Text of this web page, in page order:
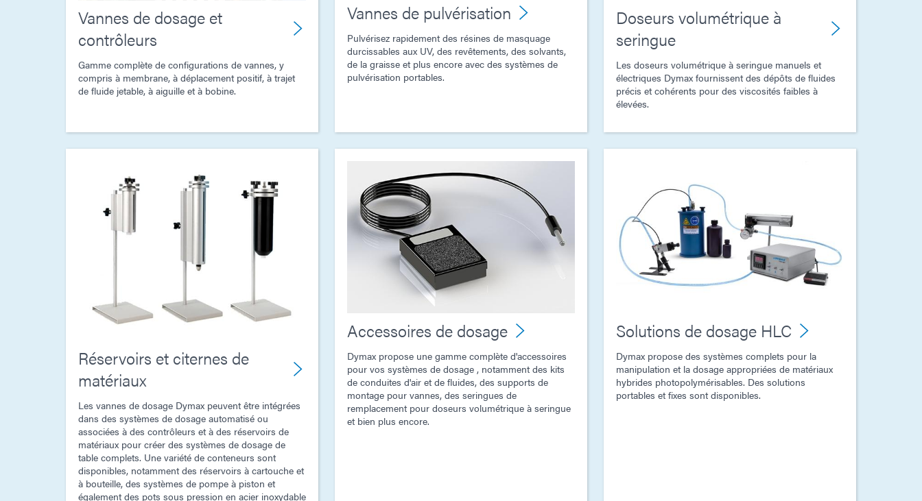
Vannes de dosage et
contrôleurs
Gamme complète de configurations de vannes, y
compris à membrane, à déplacement positif, à trajet
de fluide jetable, à aiguille et à bobine.
Vannes de pulvérisation
Pulvérisez rapidement des résines de masquage
durcissables aux UV, des revêtements, des solvants,
de la graisse et plus encore avec des systèmes de
pulvérisation portables.
Doseurs volumétrique à
seringue
Les doseurs volumétrique à seringue manuels et
électriques Dymax fournissent des dépôts de fluides
précis et cohérents pour des viscosités faibles à
élevées.
Réservoirs et citernes de
matériaux
Les vannes de dosage Dymax peuvent être intégrées
dans des systèmes de dosage automatisé ou
associées à des contrôleurs et à des réservoirs de
matériaux pour créer des systèmes de dosage de
table complets. Une variété de conteneurs sont
disponibles, notamment des réservoirs à cartouche et
à bouteille, des systèmes de pompe à piston et
également des pots sous pression en acier inoxydable
Accessoires de dosage
Dymax propose une gamme complète d'accessoires
pour vos systèmes de dosage , notamment des kits
de conduites d'air et de fluides, des supports de
montage pour vannes, des seringues de
remplacement pour doseurs volumétrique à seringue
et bien plus encore.
Solutions de dosage HLC
Dymax propose des systèmes complets pour la
manipulation et la dosage appropriées de matériaux
hybrides photopolymérisables. Des solutions
portables et fixes sont disponibles.